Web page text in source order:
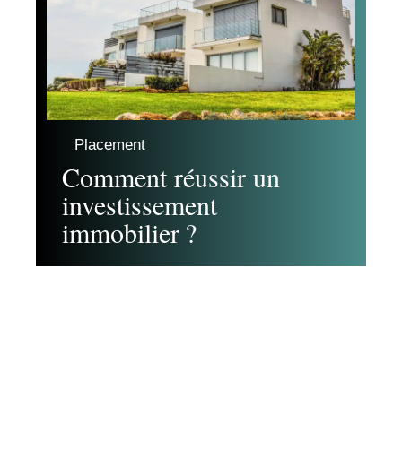
Placement
Comment réussir un
investissement
immobilier ?